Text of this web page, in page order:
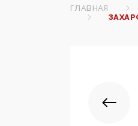
ГЛАВНАЯ